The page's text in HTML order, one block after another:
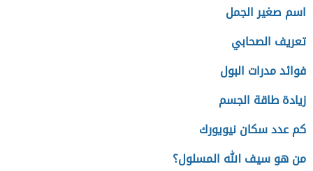
اسم صغير الجمل
تعريف الصحابي
فوائد مدرات البول
زيادة طاقة الجسم
كم عدد سكان نيويورك
من هو سيف الله المسلول؟